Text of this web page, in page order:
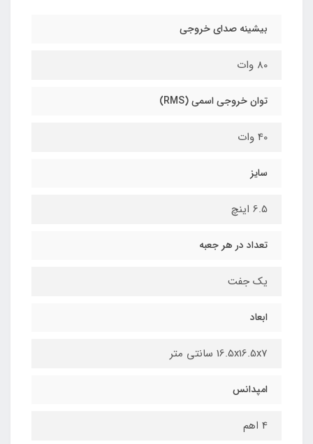
بیشینه صدای خروجی
80 وات
توان خروجی اسمی (RMS)
40 وات
سایز
6.5 اینچ
تعداد در هر جعبه
یک جفت
ابعاد
16.5x16.5x7 سانتی متر
امپدانس
4 اهم